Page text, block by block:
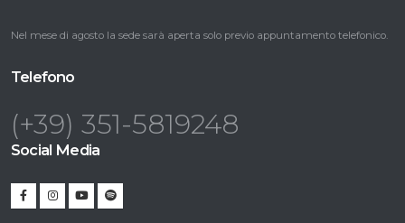
Nel mese di agosto la sede sarà aperta solo previo appuntamento telefonico.
Telefono
(+39) 351-5819248
Social Media